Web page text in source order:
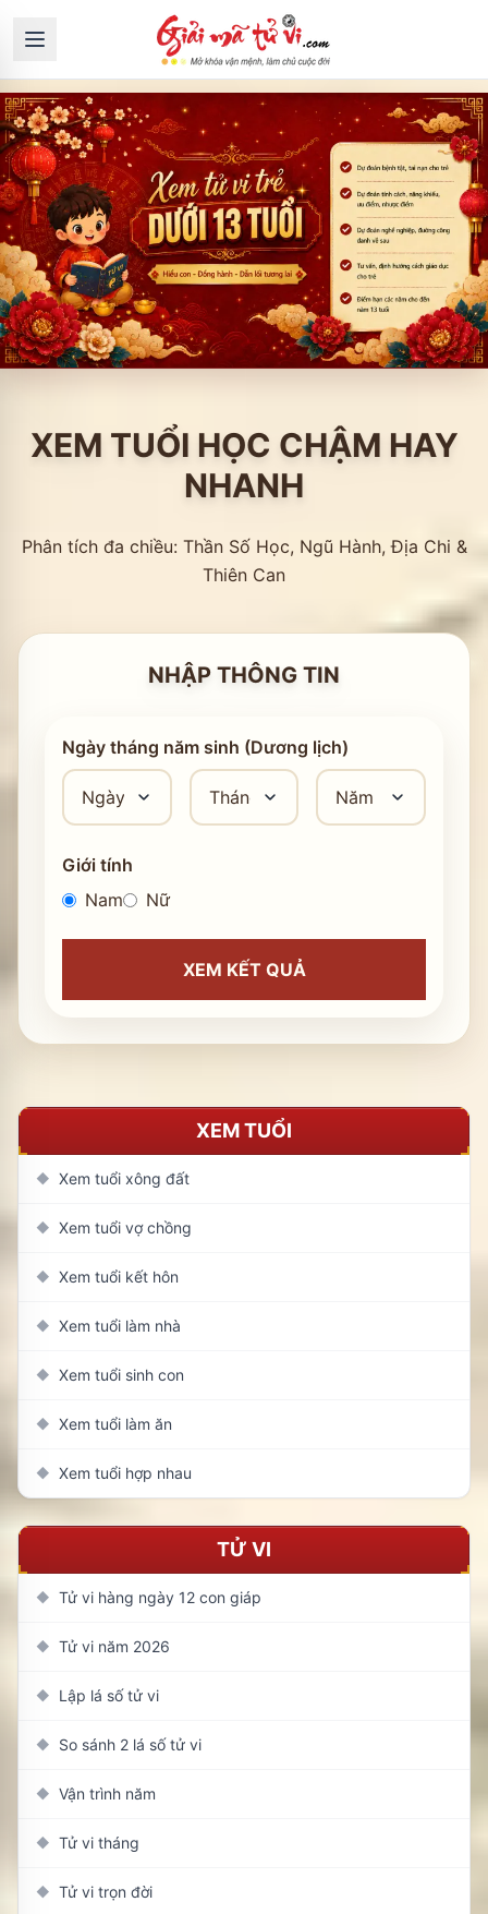
XEM TUỔI HỌC CHẬM HAY
NHANH
Phân tích đa chiều: Thần Số Học, Ngũ Hành, Địa Chi &
Thiên Can
NHẬP THÔNG TIN
Ngày tháng năm sinh (Dương lịch)
Giới tính
Nam
Nữ
XEM KẾT QUẢ
XEM TUỔI
◆ Xem tuổi xông đất
◆ Xem tuổi vợ chồng
◆ Xem tuổi kết hôn
◆ Xem tuổi làm nhà
◆ Xem tuổi sinh con
◆ Xem tuổi làm ăn
◆ Xem tuổi hợp nhau
TỬ VI
◆ Tử vi hàng ngày 12 con giáp
◆ Tử vi năm 2026
◆ Lập lá số tử vi
◆ So sánh 2 lá số tử vi
◆ Vận trình năm
◆ Tử vi tháng
◆ Tử vi trọn đời